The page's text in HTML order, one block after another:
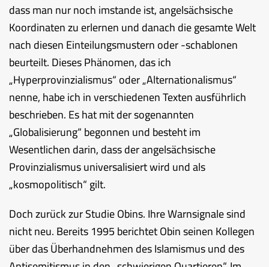
dass man nur noch imstande ist, angelsächsische
Koordinaten zu erlernen und danach die gesamte Welt
nach diesen Einteilungsmustern oder -schablonen
beurteilt. Dieses Phänomen, das ich
„Hyperprovinzialismus“ oder „Alternationalismus“
nenne, habe ich in verschiedenen Texten ausführlich
beschrieben. Es hat mit der sogenannten
„Globalisierung“ begonnen und besteht im
Wesentlichen darin, dass der angelsächsische
Provinzialismus universalisiert wird und als
„kosmopolitisch“ gilt.
Doch zurück zur Studie Obins. Ihre Warnsignale sind
nicht neu. Bereits 1995 berichtet Obin seinen Kollegen
über das Überhandnehmen des Islamismus und des